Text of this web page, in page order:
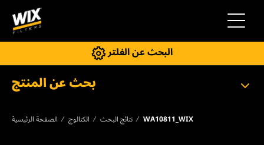
التنقل
البحث عن الفلتر
بحث عن المنتج
الصفحة الرئيسية الكتالوج نتائج البحث WA10811_WIX